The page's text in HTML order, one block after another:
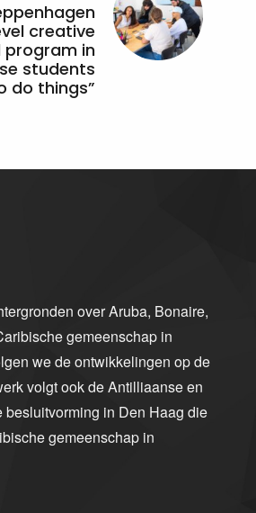
creative
in
students
do things”
over Aruba, Bonaire,
gemeenschap in
we de ontwikkelingen op de
volgt ook de Antilliaanse en
in Den Haag die
gemeenschap in